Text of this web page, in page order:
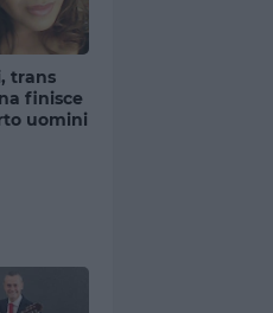
trans
finisce
uomini